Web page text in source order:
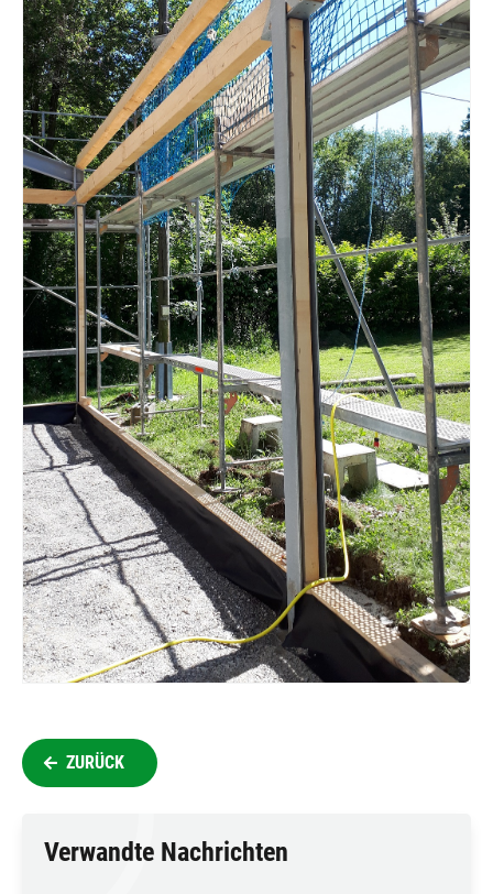
ZURÜCK
Verwandte Nachrichten